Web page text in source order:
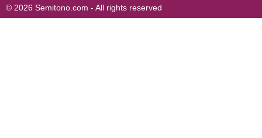
© 2026 Semitono.com - All rights reserved